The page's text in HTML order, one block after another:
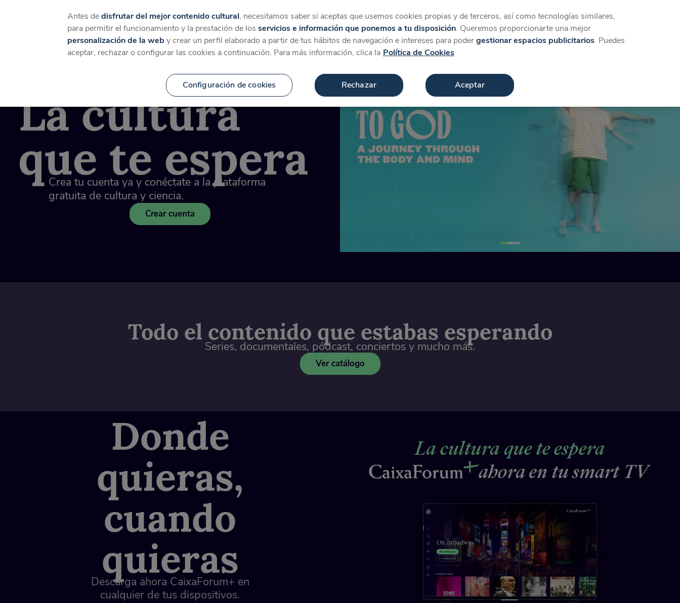
Catálogo Temáticas Categorías Favoritos Más Iniciar sesión Crear cuenta
La cultura
que te espera
Crea tu cuenta ya y conéctate a la plataforma
gratuita de cultura y ciencia.
Crear cuenta
Todo el contenido que estabas esperando
Series, documentales, pódcast, conciertos y mucho más.
Ver catálogo
Donde
quieras,
cuando
quieras
Descarga ahora CaixaForum+ en
cualquier de tus dispositivos.
Antes dedisfrutar del mejor contenido cultural, necesitamos saber si aceptas que usemos cookies propias y de terceros, así como tecnologías similares,
para permitir el funcionamiento y la prestación de los servicios e información que ponemos a tu disposición. Queremos proporcionarte una mejor
personalización de la web y crear un perfil elaborado a partir de tus hábitos de navegación e intereses para podergestionar espacios publicitarios. Puedes
aceptar, rechazar o configurar las cookies a continuación. Para más información, clica la Política de Cookies
Configuración de cookies Rechazar Aceptar